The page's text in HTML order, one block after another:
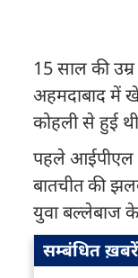
15 साल की
अहमदाबाद में
कोहली से हुई
पहले आईपीएल
बातचीत की
युवा बल्लेबाज
सम्बंधित ख़बरें